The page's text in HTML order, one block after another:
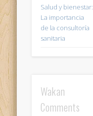
Salud y bienestar:
La importancia
de la consultoría
sanitaria
Wakan
Comments